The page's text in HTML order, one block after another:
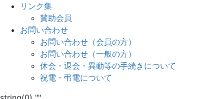
リンク集
賛助会員
お問い合わせ
お問い合わせ（会員の方）
お問い合わせ（一般の方）
休会・退会・異動等の手続きについて
祝電・弔電について